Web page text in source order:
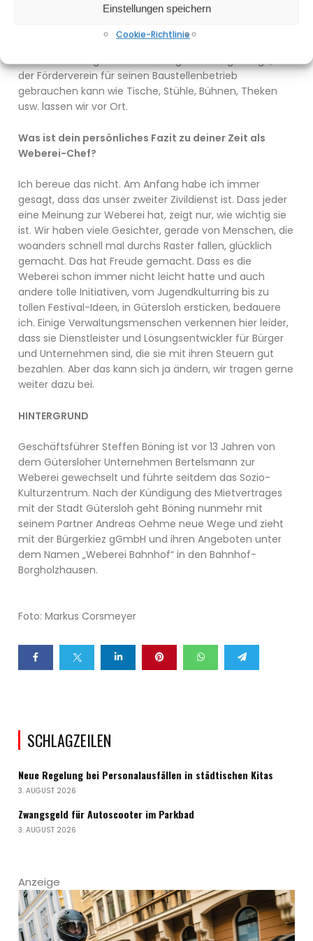
Einstellungen speichern
Cookie-Richtlinie
feiern wir dann nochmal intern mit allen, die zum Erfolg
der Bürgerkiez-Zeit beigetragen haben und dann
Stadtverwaltung besenrein übergeben. Einige Dinge, die
der Förderverein für seinen Baustellenbetrieb
gebrauchen kann wie Tische, Stühle, Bühnen, Theken
usw. lassen wir vor Ort.
Was ist dein persönliches Fazit zu deiner Zeit als
Weberei-Chef?
Ich bereue das nicht. Am Anfang habe ich immer
gesagt, dass das unser zweiter Zivildienst ist. Dass jeder
eine Meinung zur Weberei hat, zeigt nur, wie wichtig sie
ist. Wir haben viele Gesichter, gerade von Menschen, die
woanders schnell mal durchs Raster fallen, glücklich
gemacht. Das hat Freude gemacht. Dass es die
Weberei schon immer nicht leicht hatte und auch
andere tolle Initiativen, vom Jugendkulturring bis zu
tollen Festival-Ideen, in Gütersloh ersticken, bedauere
ich. Einige Verwaltungsmenschen verkennen hier leider,
dass sie Dienstleister und Lösungsentwickler für Bürger
und Unternehmen sind, die sie mit ihren Steuern gut
bezahlen. Aber das kann sich ja ändern, wir tragen gerne
weiter dazu bei.
HINTERGRUND
Geschäftsführer Steffen Böning ist vor 13 Jahren von
dem Gütersloher Unternehmen Bertelsmann zur
Weberei gewechselt und führte seitdem das Sozio-
Kulturzentrum. Nach der Kündigung des Mietvertrages
mit der Stadt Gütersloh geht Böning nunmehr mit
seinem Partner Andreas Oehme neue Wege und zieht
mit der Bürgerkiez gGmbH und ihren Angeboten unter
dem Namen „Weberei Bahnhof“ in den Bahnhof-
Borgholzhausen.
Foto: Markus Corsmeyer
SCHLAGZEILEN
Neue Regelung bei Personalausfällen in städtischen Kitas
3. AUGUST 2026
Zwangsgeld für Autoscooter im Parkbad
3. AUGUST 2026
Anzeige